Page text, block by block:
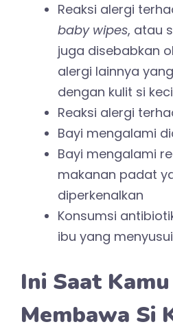
Reaksi alergi
baby wipes, atau
juga disebabkan
alergi lainnya
dengan kulit si
Reaksi alergi
Bayi mengalami
Bayi mengalami
makanan padat
diperkenalkan
Konsumsi
ibu yang menyusui
Ini Saat
Membawa Si